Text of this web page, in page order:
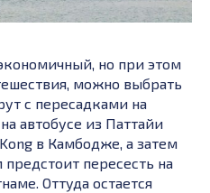
но при этом
можно выбрать
с пересадками на
автобусе из Паттайи
в Камбодже, а затем
пересесть на
Оттуда остается